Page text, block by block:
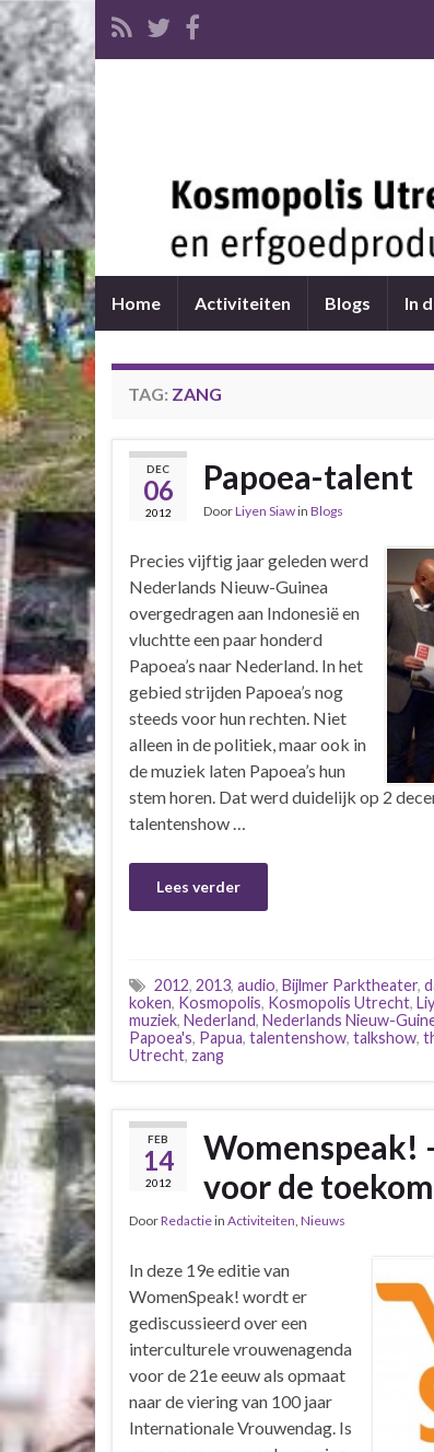
Home Activiteiten Blogs In
TAG: ZANG
DEC
06
2012
Papoea-talent
DoorLiyen Siawin Blogs
Precies vijftig jaar geleden werd
Nederlands Nieuw-Guinea
overgedragen aan Indonesië en
vluchtte een paar honderd
Papoea’s naar Nederland. In het
gebied strijden Papoea’s nog
steeds voor hun rechten. Niet
alleen in de politiek, maar ook in
de muziek laten Papoea’s hun
stem horen. Dat werd duidelijk op 2
talentenshow …
Lees verder
2012, 2013, audio, Bijlmer Parktheater,
koken, Kosmopolis, Kosmopolis Utrecht,
muziek, Nederland, Nederlands Nieuw-
Papoea's, Papua, talentenshow, talkshow,
Utrecht, zang
FEB
14
2012
Womenspeak!
voor de
DoorRedactiein Activiteiten, Nieuws
In deze 19e editie van
WomenSpeak! wordt er
gediscussieerd over een
interculturele vrouwenagenda
voor de 21e eeuw als opmaat
naar de viering van 100 jaar
Internationale Vrouwendag. Is